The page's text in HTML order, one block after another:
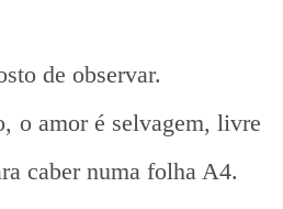
de observar.
o amor é selvagem, livre
caber numa folha A4.